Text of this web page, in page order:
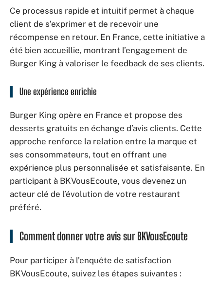
Ce processus rapide et intuitif permet à chaque
client de s’exprimer et de recevoir une
récompense en retour. En France, cette initiative a
été bien accueillie, montrant l’engagement de
Burger King à valoriser le feedback de ses clients.
Une expérience enrichie
Burger King opère en France et propose des
desserts gratuits en échange d’avis clients. Cette
approche renforce la relation entre la marque et
ses consommateurs, tout en offrant une
expérience plus personnalisée et satisfaisante. En
participant à BKVousEcoute, vous devenez un
acteur clé de l’évolution de votre restaurant
préféré.
Comment donner votre avis sur BKVousEcoute
Pour participer à l’enquête de satisfaction
BKVousEcoute, suivez les étapes suivantes :